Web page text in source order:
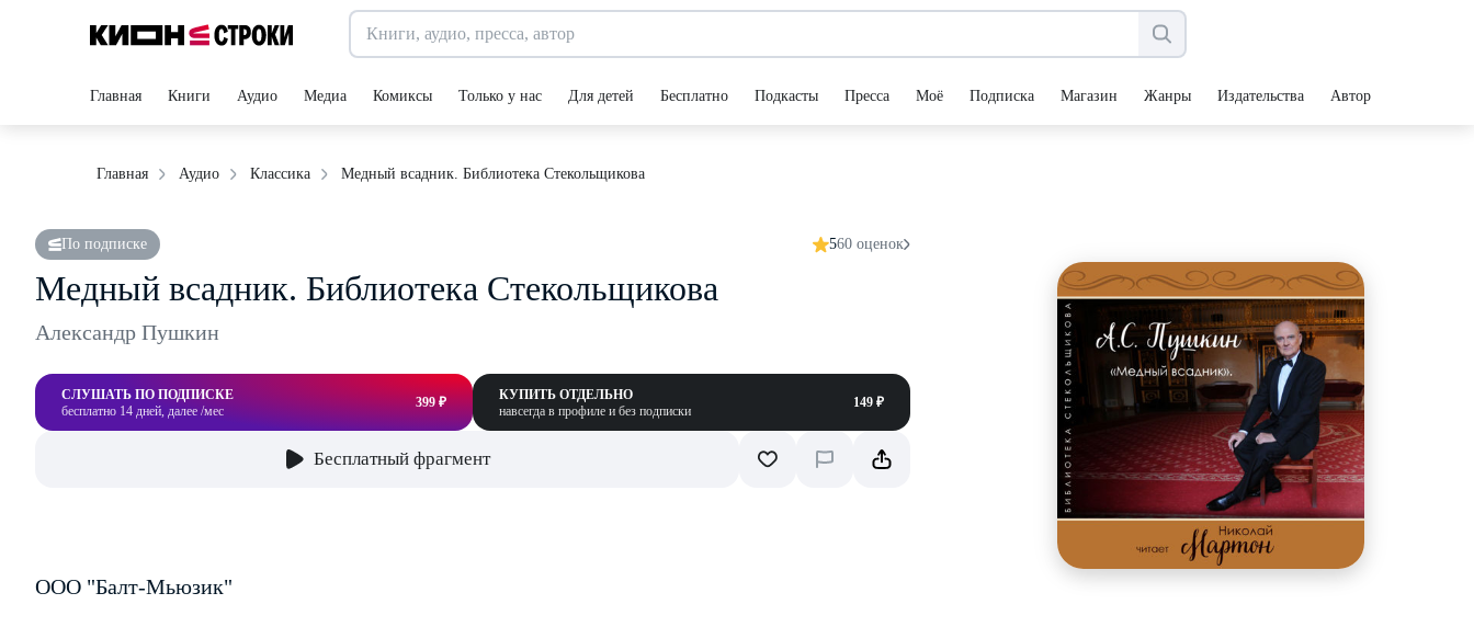
Главная Книги Аудио Медиа Комиксы Только у нас Для детей Бесплатно Подкасты Пресса Моё Подписка Магазин Жанры Издательства Авторы
Главная Аудио Классика Медный всадник. Библиотека Стекольщикова
По подписке 560 оценок
Медный всадник. Библиотека Стекольщикова
Александр Пушкин
СЛУШАТЬ ПО ПОДПИСКЕ
бесплатно 14 дней, далее /мес
399 ₽
КУПИТЬ ОТДЕЛЬНО
навсегда в профиле и без подписки
149 ₽
Бесплатный фрагмент
ООО "Балт-Мьюзик"